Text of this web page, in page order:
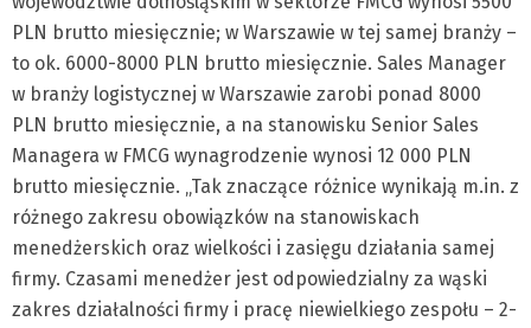
PLN brutto miesięcznie; w Warszawie w tej samej branży –
to ok. 6000-8000 PLN brutto miesięcznie. Sales Manager
w branży logistycznej w Warszawie zarobi ponad 8000
PLN brutto miesięcznie, a na stanowisku Senior Sales
Managera w FMCG wynagrodzenie wynosi 12 000 PLN
brutto miesięcznie. „Tak znaczące różnice wynikają m.in. z
różnego zakresu obowiązków na stanowiskach
menedżerskich oraz wielkości i zasięgu działania samej
firmy. Czasami menedżer jest odpowiedzialny za wąski
zakres działalności firmy i pracę niewielkiego zespołu – 2-